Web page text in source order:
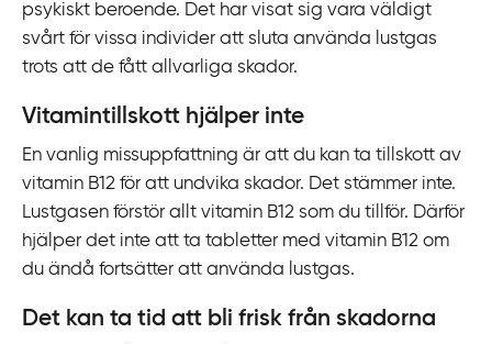
psykiskt beroende. Det har visat sig vara väldigt
svårt för vissa individer att sluta använda lustgas
trots att de fått allvarliga skador.
Vitamintillskott hjälper inte
En vanlig missuppfattning är att du kan ta tillskott av
vitamin B12 för att undvika skador. Det stämmer inte.
Lustgasen förstör allt vitamin B12 som du tillför. Därför
hjälper det inte att ta tabletter med vitamin B12 om
du ändå fortsätter att använda lustgas.
Det kan ta tid att bli frisk från skadorna